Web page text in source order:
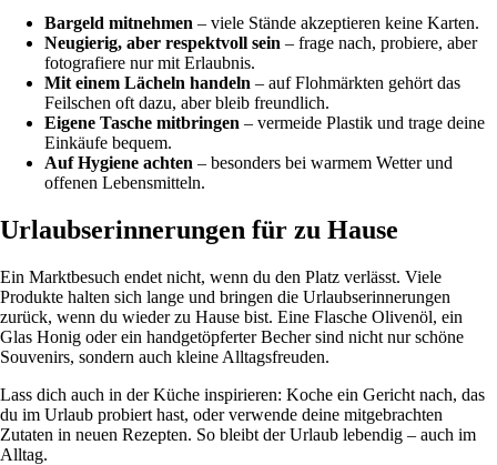
Bargeld mitnehmen – viele Stände akzeptieren keine Karten.
Neugierig, aber respektvoll sein – frage nach, probiere, aber
fotografiere nur mit Erlaubnis.
Mit einem Lächeln handeln – auf Flohmärkten gehört das
Feilschen oft dazu, aber bleib freundlich.
Eigene Tasche mitbringen – vermeide Plastik und trage deine
Einkäufe bequem.
Auf Hygiene achten – besonders bei warmem Wetter und
offenen Lebensmitteln.
Urlaubserinnerungen für zu Hause
Ein Marktbesuch endet nicht, wenn du den Platz verlässt. Viele
Produkte halten sich lange und bringen die Urlaubserinnerungen
zurück, wenn du wieder zu Hause bist. Eine Flasche Olivenöl, ein
Glas Honig oder ein handgetöpferter Becher sind nicht nur schöne
Souvenirs, sondern auch kleine Alltagsfreuden.
Lass dich auch in der Küche inspirieren: Koche ein Gericht nach, das
du im Urlaub probiert hast, oder verwende deine mitgebrachten
Zutaten in neuen Rezepten. So bleibt der Urlaub lebendig – auch im
Alltag.